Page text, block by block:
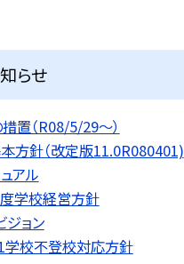
らせ
置（R08/5/29〜）
方針（改定版11.0R080401)
アル
学校経営方針
ジョン
学校不登校対応方針